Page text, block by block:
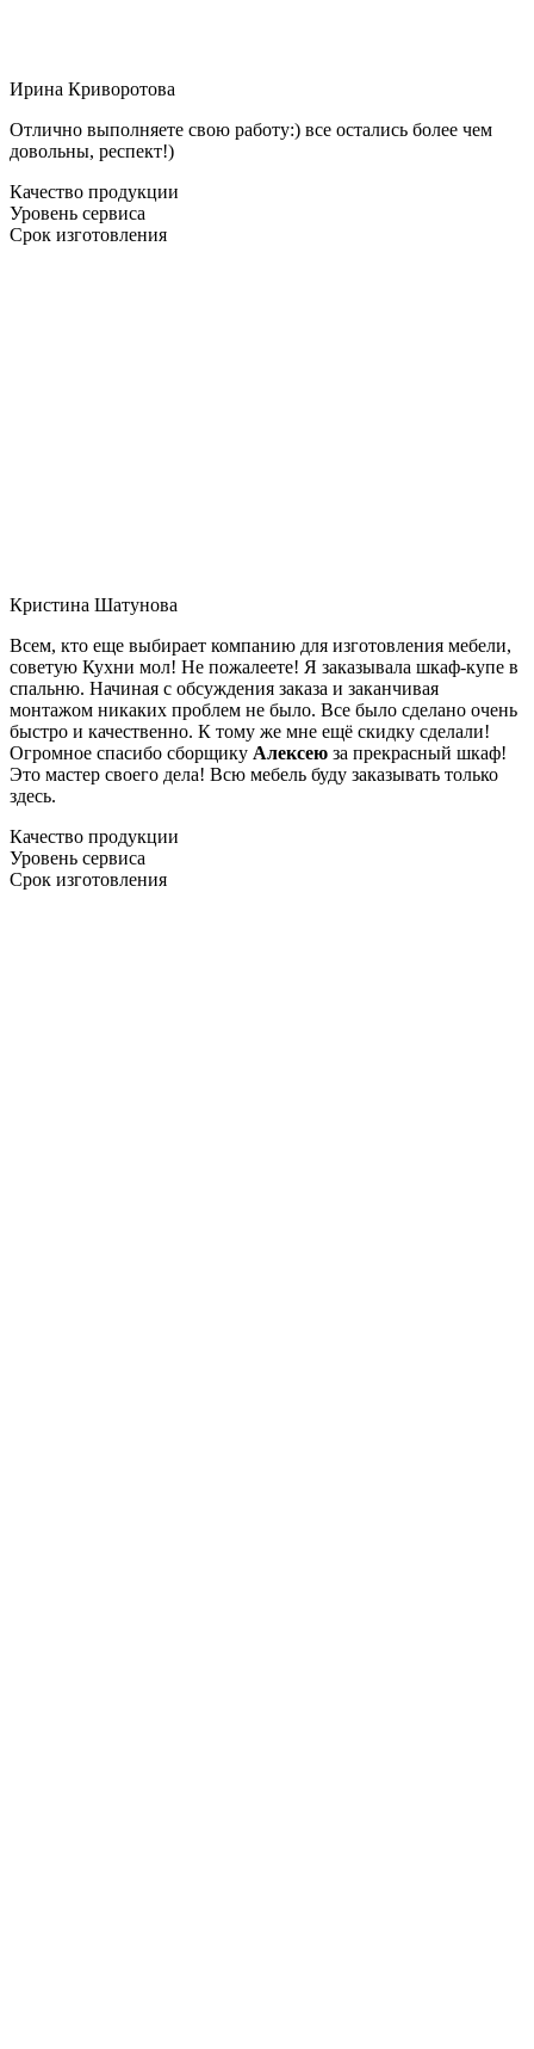
Ирина Криворотова
Отлично выполняете свою работу:) все остались более чем
довольны, респект!)
Качество продукции
Уровень сервиса
Срок изготовления
Кристина Шатунова
Всем, кто еще выбирает компанию для изготовления мебели,
советую Кухни мол! Не пожалеете! Я заказывала шкаф-купе в
спальню. Начиная с обсуждения заказа и заканчивая
монтажом никаких проблем не было. Все было сделано очень
быстро и качественно. К тому же мне ещё скидку сделали!
Огромное спасибо сборщику Алексею за прекрасный шкаф!
Это мастер своего дела! Всю мебель буду заказывать только
здесь.
Качество продукции
Уровень сервиса
Срок изготовления